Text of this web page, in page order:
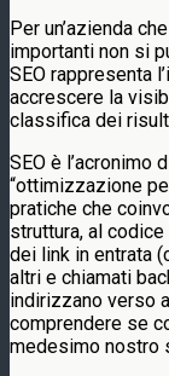
Per un’azienda
importanti non si
SEO rappresenta
accrescere la
classifica dei
SEO è l’acronimo
“ottimizzazione
pratiche che
struttura, al
dei link in entrata
altri e chiamati
indirizzano verso
comprendere se
medesimo nostro